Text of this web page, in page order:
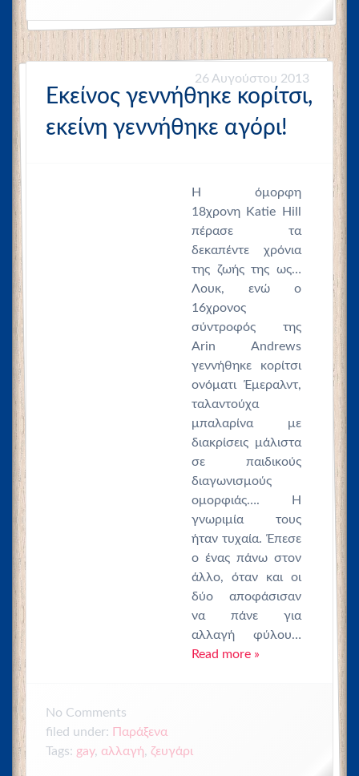
26 Αυγούστου 2013
Εκείνος γεννήθηκε κορίτσι,
εκείνη γεννήθηκε αγόρι!
Η όμορφη
18χρονη Katie Hill
πέρασε τα
δεκαπέντε χρόνια
της ζωής της ως…
Λουκ, ενώ ο
16χρονος
σύντροφός της
Arin Andrews
γεννήθηκε κορίτσι
ονόματι Έμεραλντ,
ταλαντούχα
μπαλαρίνα με
διακρίσεις μάλιστα
σε παιδικούς
διαγωνισμούς
ομορφιάς…. Η
γνωριμία τους
ήταν τυχαία. Έπεσε
ο ένας πάνω στον
άλλο, όταν και οι
δύο αποφάσισαν
να πάνε για
αλλαγή φύλου…
Read more »
No Comments
filed under: Παράξενα
Tags: gay, αλλαγή, ζευγάρι